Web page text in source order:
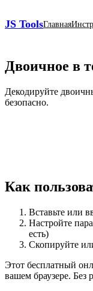
JS ToolsГлавная
Двоичное в
Декодируйте
безопасно.
Как
Вставьте или
Настройте
есть)
Скопируйте
Этот бесплатный
вашем браузере. Без